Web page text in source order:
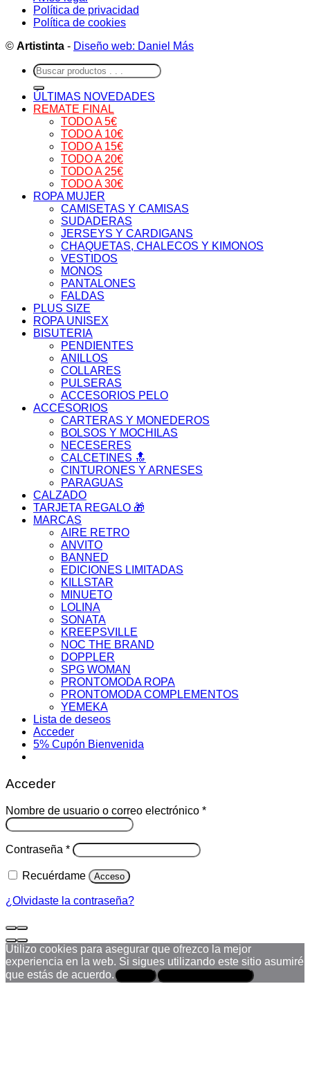
Política de privacidad
Política de cookies
© Artistinta - Diseño web: Daniel Más
Buscar
por:
ÚLTIMAS NOVEDADES
REMATE FINAL
TODO A 5€
TODO A 10€
TODO A 15€
TODO A 20€
TODO A 25€
TODO A 30€
ROPA MUJER
CAMISETAS Y CAMISAS
SUDADERAS
JERSEYS Y CARDIGANS
CHAQUETAS, CHALECOS Y KIMONOS
VESTIDOS
MONOS
PANTALONES
FALDAS
PLUS SIZE
ROPA UNISEX
BISUTERIA
PENDIENTES
ANILLOS
COLLARES
PULSERAS
ACCESORIOS PELO
ACCESORIOS
CARTERAS Y MONEDEROS
BOLSOS Y MOCHILAS
NECESERES
CALCETINES 🔝
CINTURONES Y ARNESES
PARAGUAS
CALZADO
TARJETA REGALO 🎁
MARCAS
AIRE RETRO
ANVITO
BANNED
EDICIONES LIMITADAS
KILLSTAR
MINUETO
LOLINA
SONATA
KREEPSVILLE
NOC THE BRAND
DOPPLER
SPG WOMAN
PRONTOMODA ROPA
PRONTOMODA COMPLEMENTOS
YEMEKA
Lista de deseos
Acceder
5% Cupón Bienvenida
Acceder
Nombre de usuario o correo electrónico *Obligatorio
Contraseña *Obligatorio
Recuérdame Acceso
¿Olvidaste la contraseña?
Utilizo cookies para asegurar que ofrezco la mejor
experiencia en la web. Si sigues utilizando este sitio asumiré
que estás de acuerdo.